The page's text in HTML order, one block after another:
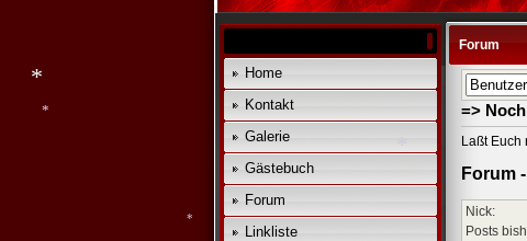
Home
Kontakt
Galerie
Gästebuch
Forum
Linkliste
Forum
=>
Laßt Euch
Forum
Nick:
Posts
*
*